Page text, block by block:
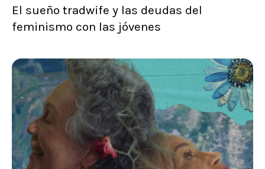
El sueño tradwife y las deudas del
feminismo con las jóvenes